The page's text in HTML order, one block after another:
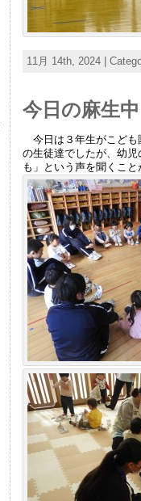
11月 14th, 2024 |
今日の麻生
今日は３年生がこども
の生徒達でしたが、幼
も」という声を聞くこ